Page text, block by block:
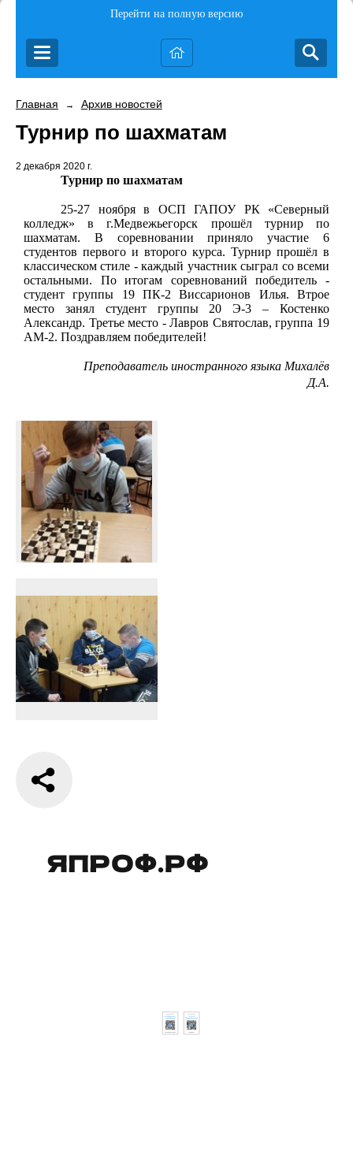
Перейти на полную версию
Главная → Архив новостей
Турнир по шахматам
2 декабря 2020 г.
Турнир по шахматам
25-27 ноября в ОСП ГАПОУ РК «Северный
колледж» в г.Медвежьегорск прошёл турнир по
шахматам. В соревновании приняло участие 6
студентов первого и второго курса. Турнир прошёл в
классическом стиле - каждый участник сыграл со всеми
остальными. По итогам соревнований победитель -
студент группы 19 ПК-2 Виссарионов Илья. Втрое
место занял студент группы 20 Э-3 – Костенко
Александр. Третье место - Лавров Святослав, группа 19
АМ-2. Поздравляем победителей!
Преподаватель иностранного языка Михалёв
Д.А.